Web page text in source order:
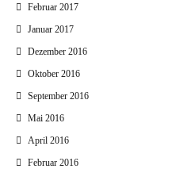
Februar 2017
Januar 2017
Dezember 2016
Oktober 2016
September 2016
Mai 2016
April 2016
Februar 2016